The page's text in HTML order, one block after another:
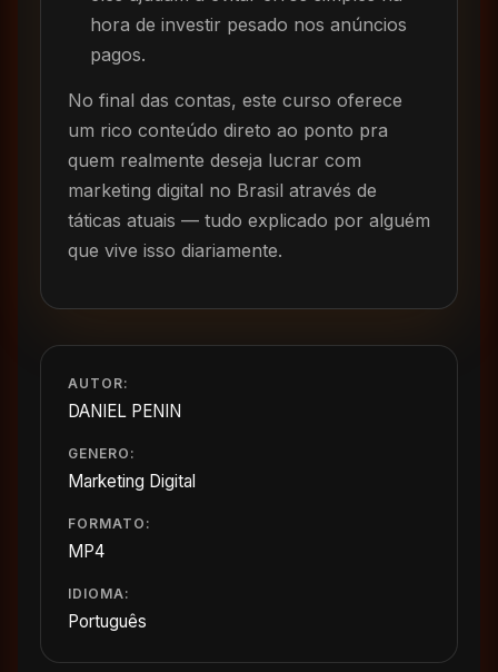
hora de investir pesado nos anúncios
pagos.
No final das contas, este curso oferece
um rico conteúdo direto ao ponto pra
quem realmente deseja lucrar com
marketing digital no Brasil através de
táticas atuais — tudo explicado por alguém
que vive isso diariamente.
AUTOR:
DANIEL PENIN
GENERO:
Marketing Digital
FORMATO:
MP4
IDIOMA:
Português